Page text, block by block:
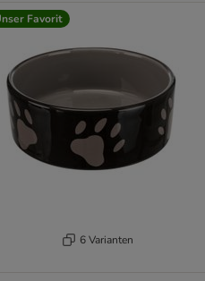
Favorit
6 Varianten